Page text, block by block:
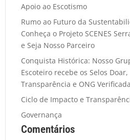
Apoio ao Escotismo
Rumo ao Futuro da
Conheça o Projeto SCENES
e Seja Nosso Parceiro
Conquista Histórica: Nosso
Escoteiro recebe os Selos Doar,
Transparência e ONG Verificada
Ciclo de Impacto e
Governança
Comentários